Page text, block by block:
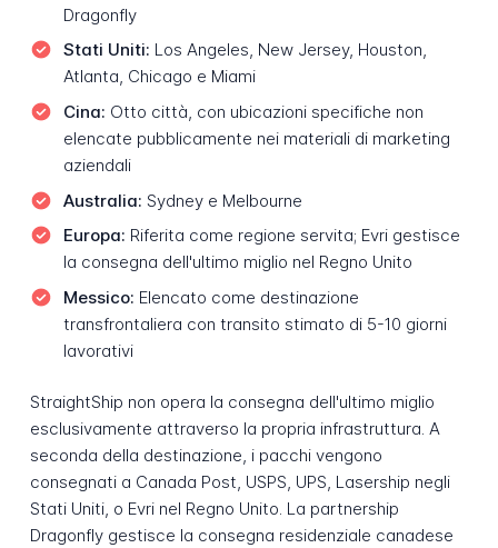
Dragonfly
Stati Uniti: Los Angeles, New Jersey, Houston,
Atlanta, Chicago e Miami
Cina: Otto città, con ubicazioni specifiche non
elencate pubblicamente nei materiali di marketing
aziendali
Australia: Sydney e Melbourne
Europa: Riferita come regione servita; Evri gestisce
la consegna dell'ultimo miglio nel Regno Unito
Messico: Elencato come destinazione
transfrontaliera con transito stimato di 5-10 giorni
lavorativi
StraightShip non opera la consegna dell'ultimo miglio
esclusivamente attraverso la propria infrastruttura. A
seconda della destinazione, i pacchi vengono
consegnati a Canada Post, USPS, UPS, Lasership negli
Stati Uniti, o Evri nel Regno Unito. La partnership
Dragonfly gestisce la consegna residenziale canadese